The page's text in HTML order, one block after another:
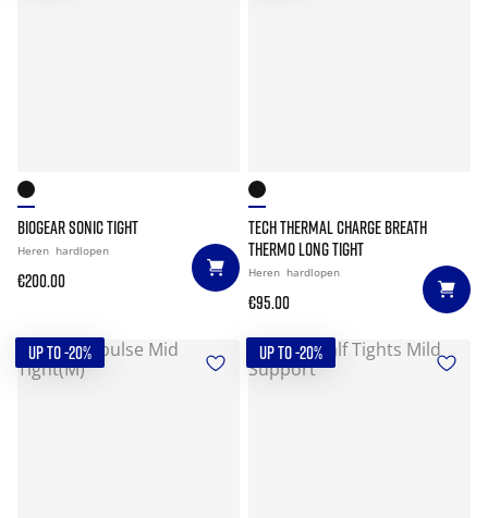
BIOGEAR SONIC TIGHT
Heren hardlopen
€200.00
TECH THERMAL CHARGE BREATH
THERMO LONG TIGHT
Heren hardlopen
€95.00
UP TO -20% UP TO -20%